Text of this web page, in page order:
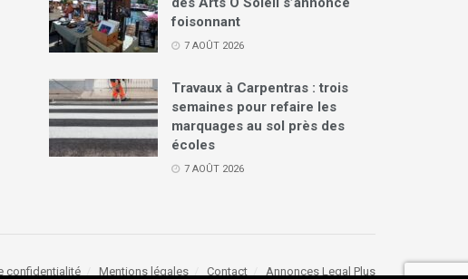
foisonnant
7 AOÛT 2026
Travaux à Carpentras : trois
semaines pour refaire les
marquages au sol près des
écoles
7 AOÛT 2026
confidentialité Mentions légales Contact Annonces Legal Plus